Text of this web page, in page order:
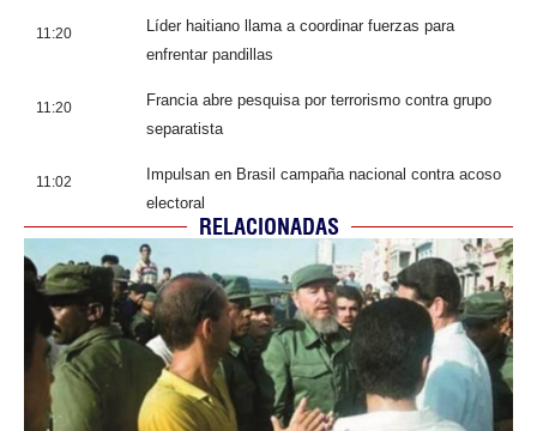
11:20
Líder haitiano llama a coordinar fuerzas para
enfrentar pandillas
11:20
Francia abre pesquisa por terrorismo contra grupo
separatista
11:02
Impulsan en Brasil campaña nacional contra acoso
electoral
RELACIONADAS